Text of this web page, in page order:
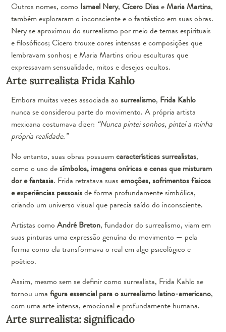
Outros nomes, como Ismael Nery, Cícero Diase Maria Martins,
também exploraram o inconsciente e o fantástico em suas obras.
Nery se aproximou do surrealismo por meio de temas espirituais
e filosóficos; Cícero trouxe cores intensas e composições que
lembravam sonhos; e Maria Martins criou esculturas que
expressavam sensualidade, mitos e desejos ocultos.
Arte surrealista Frida Kahlo
Embora muitas vezes associada ao surrealismo, Frida Kahlo
nunca se considerou parte do movimento. A própria artista
mexicana costumava dizer: “Nunca pintei sonhos, pintei a minha
própria realidade.”
No entanto, suas obras possuemcaracterísticas surrealistas,
como o uso desímbolos, imagens oníricas e cenas que misturam
dor e fantasia. Frida retratava suas emoções, sofrimentos físicos
e experiências pessoaisde forma profundamente simbólica,
criando um universo visual que parecia saído do inconsciente.
Artistas como André Breton, fundador do surrealismo, viam em
suas pinturas uma expressão genuína do movimento — pela
forma como ela transformava o real em algo psicológico e
poético.
Assim, mesmo sem se definir como surrealista, Frida Kahlo se
tornou uma figura essencial para o surrealismo latino-americano,
com uma arte intensa, emocional e profundamente humana.
Arte surrealista: significado